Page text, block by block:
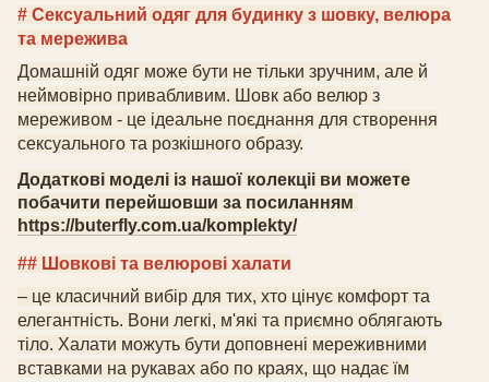
# Сексуальний одяг для будинку з шовку, велюра
та мережива
Домашній одяг може бути не тільки зручним, але й
неймовірно привабливим. Шовк або велюр з
мереживом - це ідеальне поєднання для створення
сексуального та розкішного образу.
Додаткові моделі із нашої колекціі ви можете
побачити перейшовши за посиланням
https://buterfly.com.ua/komplekty/
## Шовкові та велюрові халати
– це класичний вибір для тих, хто цінує комфорт та
елегантність. Вони легкі, м'які та приємно облягають
тіло. Халати можуть бути доповнені мереживними
вставками на рукавах або по краях, що надає їм